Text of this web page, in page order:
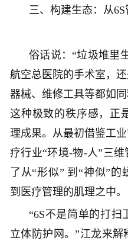
三、构建生态：从
俗话说：“垃圾堆里
航空总医院的手术室，
器械、维修工具等都如
这种极致的秩序感，正
理成果。从最初借鉴工
疗行业“环境-物-人”三
了从“形似” 到“神似”
到医疗管理的肌理之中。
“6S不是简单的打扫
立体防护网。”江龙来解